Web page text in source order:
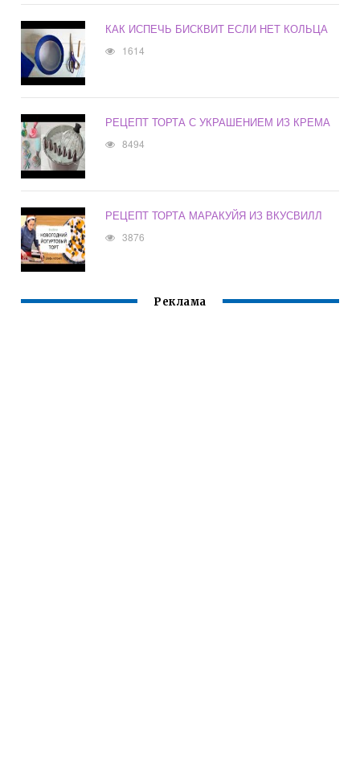
КАК ИСПЕЧЬ БИСКВИТ ЕСЛИ НЕТ КОЛЬЦА
1614
РЕЦЕПТ ТОРТА С УКРАШЕНИЕМ ИЗ КРЕМА
8494
РЕЦЕПТ ТОРТА МАРАКУЙЯ ИЗ ВКУСВИЛЛ
3876
Реклама